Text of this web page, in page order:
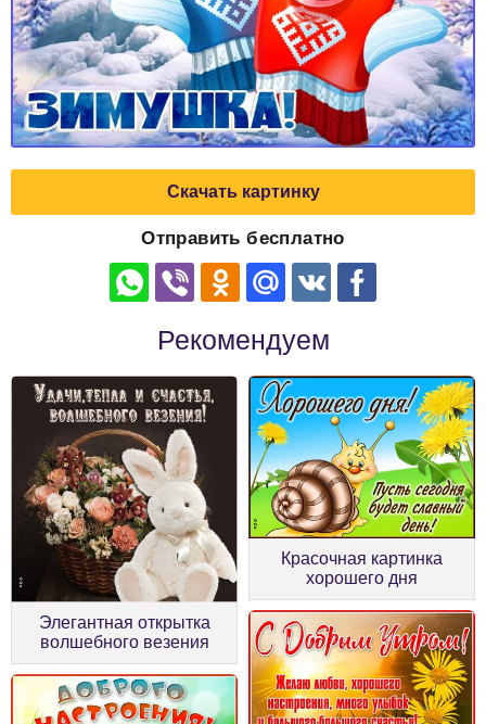
Скачать картинку
Отправить бесплатно
Рекомендуем
Элегантная открытка
волшебного везения
Красочная картинка
хорошего дня